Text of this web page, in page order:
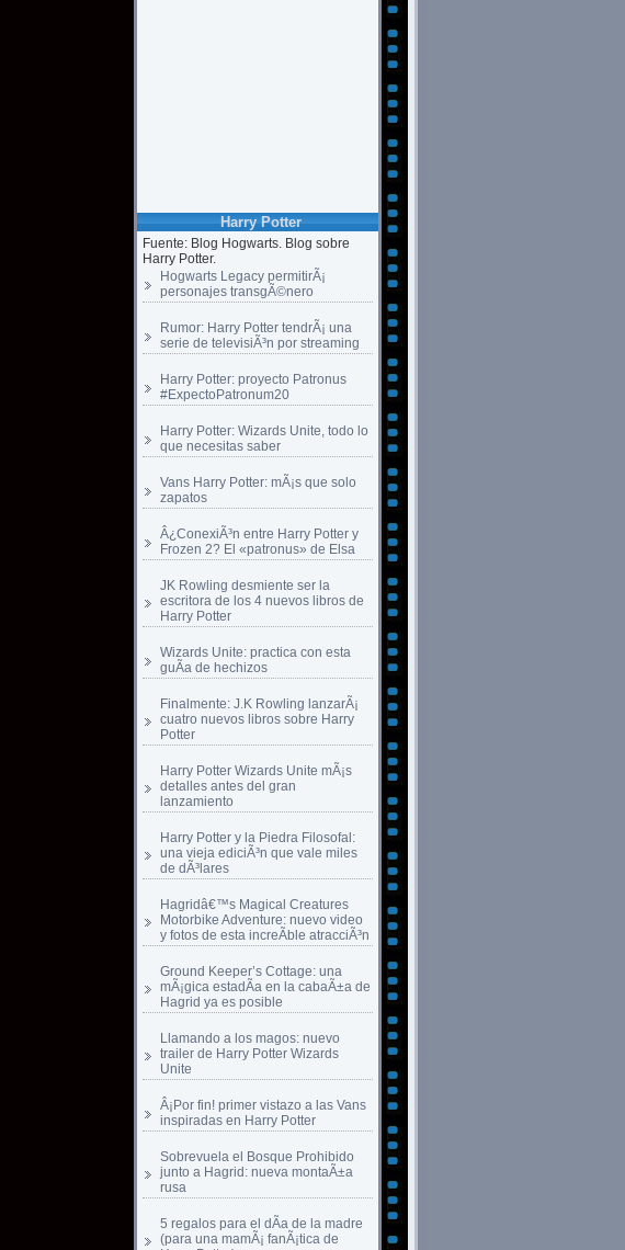
Harry Potter
Fuente: Blog Hogwarts. Blog sobre
Harry Potter.
Hogwarts Legacy permitirÃ¡
personajes transgÃ©nero
Rumor: Harry Potter tendrÃ¡ una
serie de televisiÃ³n por streaming
Harry Potter: proyecto Patronus
#ExpectoPatronum20
Harry Potter: Wizards Unite, todo lo
que necesitas saber
Vans Harry Potter: mÃ¡s que solo
zapatos
Â¿ConexiÃ³n entre Harry Potter y
Frozen 2? El «patronus» de Elsa
JK Rowling desmiente ser la
escritora de los 4 nuevos libros de
Harry Potter
Wizards Unite: practica con esta
guÃ­a de hechizos
Finalmente: J.K Rowling lanzarÃ¡
cuatro nuevos libros sobre Harry
Potter
Harry Potter Wizards Unite mÃ¡s
detalles antes del gran
lanzamiento
Harry Potter y la Piedra Filosofal:
una vieja ediciÃ³n que vale miles
de dÃ³lares
Hagridâ€™s Magical Creatures
Motorbike Adventure: nuevo video
y fotos de esta increÃ­ble atracciÃ³n
Ground Keeper’s Cottage: una
mÃ¡gica estadÃ­a en la cabaÃ±a de
Hagrid ya es posible
Llamando a los magos: nuevo
trailer de Harry Potter Wizards
Unite
Â¡Por fin! primer vistazo a las Vans
inspiradas en Harry Potter
Sobrevuela el Bosque Prohibido
junto a Hagrid: nueva montaÃ±a
rusa
5 regalos para el dÃ­a de la madre
(para una mamÃ¡ fanÃ¡tica de